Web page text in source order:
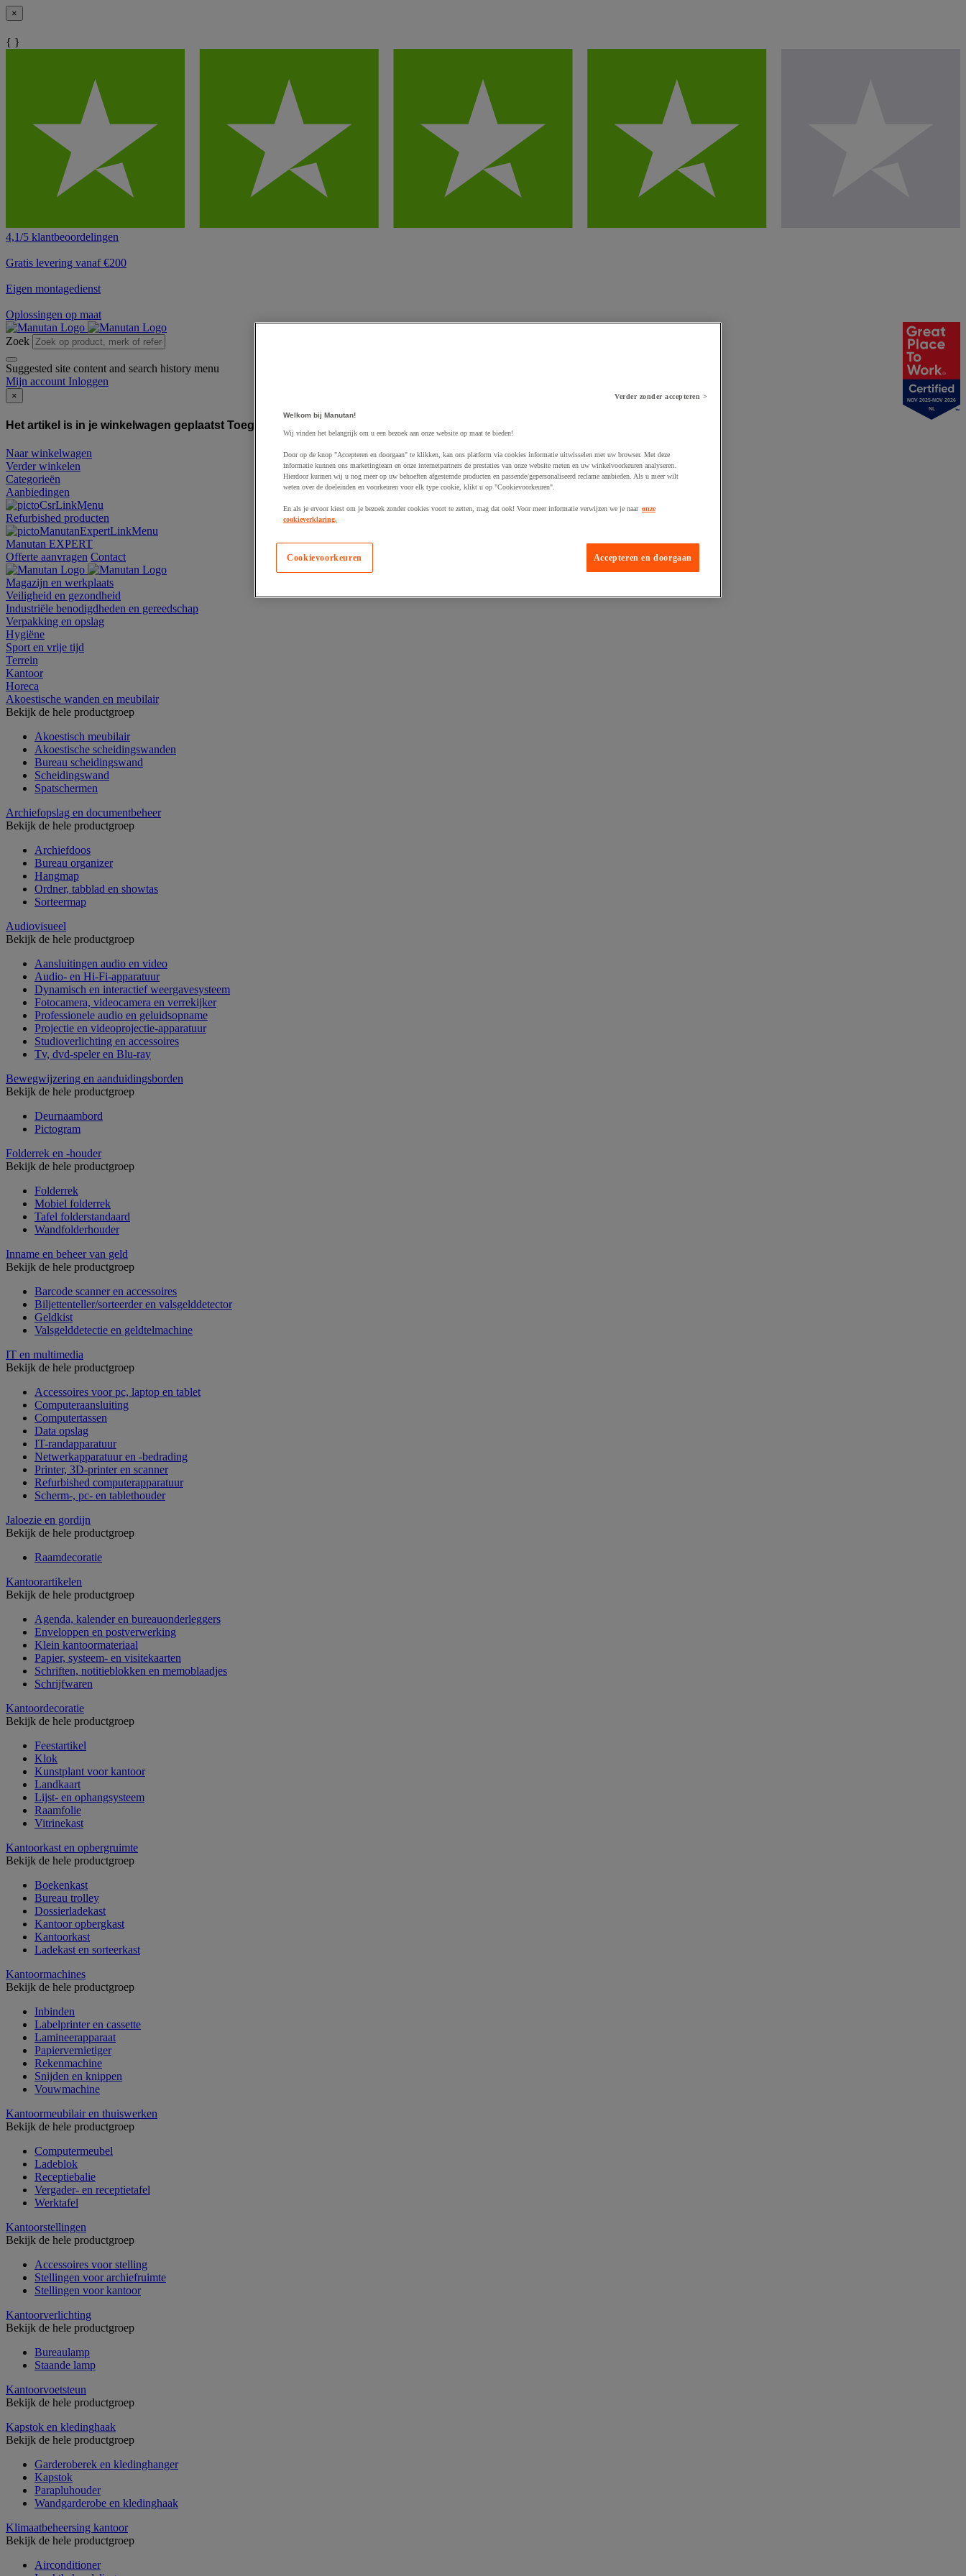
×
{ }
4,1/5 klantbeoordelingen
Gratis levering vanaf €200
Eigen montagedienst
Oplossingen op maat
Zoek
Suggested site content and search history menu
Mijn account Inloggen
×
Het artikel is in je winkelwagen geplaatst Toegevoegd aan winkelwagen
Naar winkelwagen
Verder winkelen
Categorieën
Aanbiedingen
Refurbished producten
Manutan EXPERT
Offerte aanvragen Contact
Magazijn en werkplaats
Veiligheid en gezondheid
Industriële benodigdheden en gereedschap
Verpakking en opslag
Hygiëne
Sport en vrije tijd
Terrein
Kantoor
Horeca
Akoestische wanden en meubilair
Bekijk de hele productgroep
Akoestisch meubilair
Akoestische scheidingswanden
Bureau scheidingswand
Scheidingswand
Spatschermen
Archiefopslag en documentbeheer
Bekijk de hele productgroep
Archiefdoos
Bureau organizer
Hangmap
Ordner, tabblad en showtas
Sorteermap
Audiovisueel
Bekijk de hele productgroep
Aansluitingen audio en video
Audio- en Hi-Fi-apparatuur
Dynamisch en interactief weergavesysteem
Fotocamera, videocamera en verrekijker
Professionele audio en geluidsopname
Projectie en videoprojectie-apparatuur
Studioverlichting en accessoires
Tv, dvd-speler en Blu-ray
Bewegwijzering en aanduidingsborden
Bekijk de hele productgroep
Deurnaambord
Pictogram
Folderrek en -houder
Bekijk de hele productgroep
Folderrek
Mobiel folderrek
Tafel folderstandaard
Wandfolderhouder
Inname en beheer van geld
Bekijk de hele productgroep
Barcode scanner en accessoires
Biljettenteller/sorteerder en valsgelddetector
Geldkist
Valsgelddetectie en geldtelmachine
IT en multimedia
Bekijk de hele productgroep
Accessoires voor pc, laptop en tablet
Computeraansluiting
Computertassen
Data opslag
IT-randapparatuur
Netwerkapparatuur en -bedrading
Printer, 3D-printer en scanner
Refurbished computerapparatuur
Scherm-, pc- en tablethouder
Jaloezie en gordijn
Bekijk de hele productgroep
Raamdecoratie
Kantoorartikelen
Bekijk de hele productgroep
Agenda, kalender en bureauonderleggers
Enveloppen en postverwerking
Klein kantoormateriaal
Papier, systeem- en visitekaarten
Schriften, notitieblokken en memoblaadjes
Schrijfwaren
Kantoordecoratie
Bekijk de hele productgroep
Feestartikel
Klok
Kunstplant voor kantoor
Landkaart
Lijst- en ophangsysteem
Raamfolie
Vitrinekast
Kantoorkast en opbergruimte
Bekijk de hele productgroep
Boekenkast
Bureau trolley
Dossierladekast
Kantoor opbergkast
Kantoorkast
Ladekast en sorteerkast
Kantoormachines
Bekijk de hele productgroep
Inbinden
Labelprinter en cassette
Lamineerapparaat
Papiervernietiger
Rekenmachine
Snijden en knippen
Vouwmachine
Kantoormeubilair en thuiswerken
Bekijk de hele productgroep
Computermeubel
Ladeblok
Receptiebalie
Vergader- en receptietafel
Werktafel
Kantoorstellingen
Bekijk de hele productgroep
Accessoires voor stelling
Stellingen voor archiefruimte
Stellingen voor kantoor
Kantoorverlichting
Bekijk de hele productgroep
Bureaulamp
Staande lamp
Kantoorvoetsteun
Bekijk de hele productgroep
Kapstok en kledinghaak
Bekijk de hele productgroep
Garderoberek en kledinghanger
Kapstok
Parapluhouder
Wandgarderobe en kledinghaak
Klimaatbeheersing kantoor
Bekijk de hele productgroep
Airconditioner
NOV 2025-NOV 2026
NL
Verder zonder accepteren >
Welkom bij Manutan!
Wij vinden het belangrijk om u een bezoek aan onze website op maat te bieden!
Door op de knop "Accepteren en doorgaan" te klikken, kan ons platform via cookies informatie uitwisselen met uw browser. Met deze
informatie kunnen ons marketingteam en onze internetpartners de prestaties van onze website meten en uw winkelvoorkeuren analyseren.
Hierdoor kunnen wij u nog meer op uw behoeften afgestemde producten en passende/gepersonaliseerd reclame aanbieden. Als u meer wilt
weten over de doeleinden en voorkeuren voor elk type cookie, klikt u op "Cookievoorkeuren".
En als je ervoor kiest om je bezoek zonder cookies voort te zetten, mag dat ook! Voor meer informatie verwijzen we je naar onze
cookieverklaring.
Accepteren en doorgaan
Cookievoorkeuren